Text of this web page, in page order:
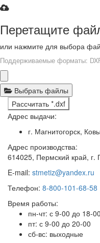
Перетащите
или нажмите для выбора
Поддерживаемые форматы:
Выбрать файлы
Рассчитать *.dxf
Адрес выдачи:
г. Магнитогорск,
Адрес производства:
614025, Пермский край, г.
E-mail: stmetiz@yandex.ru
Телефон: 8-800-101-68-58
Время работы:
пн-чт: с 9-00 до 18-00
пт: с 9-00 до 20-00
сб-вс: выходные